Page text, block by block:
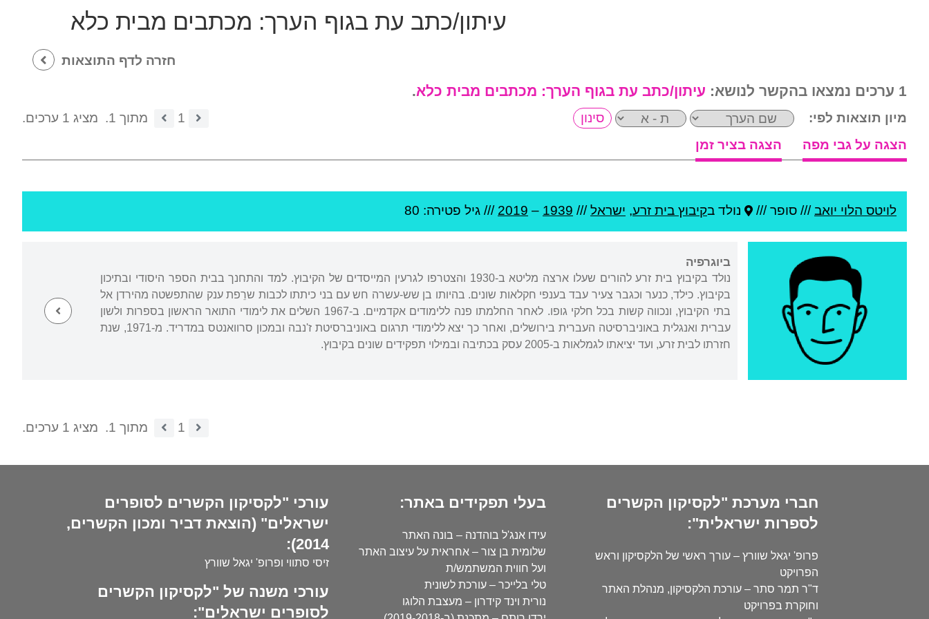
עיתון/כתב עת בגוף הערך: מכתבים מבית כלא
חזרה לדף התוצאות
1 ערכים נמצאו בהקשר לנושא: עיתון/כתב עת בגוף הערך: מכתבים מבית כלא.
מיון תוצאות לפי: 1 מתוך 1.
מציג 1 ערכים.
הצגה על גבי מפה
הצגה בציר זמן
לויטס הלוי יואב/// סופר /// נולד בקיבוץ בית זרע, ישראל///
1939
–
2019 /// גיל פטירה: 80
ביוגרפיה
נולד בקיבוץ בית זרע להורים שעלו ארצה מליטא ב-1930 והצטרפו לגרעין המייסדים של הקיבוץ. למד והתחנך בבית הספר היסודי ובתיכון
בקיבוץ. כילד, כנער וכגבר צעיר עבד בענפי חקלאות שונים. בהיותו בן שש-עשרה חש עם בני כיתתו לכבות שרֵפת ענק שהתפשטה מהירדן אל
בתי הקיבוץ, ונכווה קשות בכל חלקי גופו. לאחר החלמתו פנה ללימודים אקדמיים. ב-1967 השלים את לימודי התואר הראשון בספרות ולשון
עברית ואנגלית באוניברסיטה העברית בירושלים, ואחר כך יצא ללימודי תרגום באוניברסיטת ז'נבה ובמכון סרוואנטס במדריד. מ-1971, שנת
חזרתו לבית זרע, ועד יציאתו לגמלאות ב-2005 עסק בכתיבה ובמילוי תפקידים שונים בקיבוץ.
1 מתוך 1. מציג 1 ערכים.
חברי מערכת "לקסיקון הקשרים
לספרות ישראלית":
פרופ' יגאל שוורץ – עורך ראשי של הלקסיקון וראש
הפרויקט
ד"ר תמר סתר – עורכת הלקסיקון, מנהלת האתר
וחוקרת בפרויקט
בעלי תפקידים באתר:
עידו אנג'ל בוהדנה – בונה האתר
שלומית בן צור – אחראית על עיצוב האתר
ועל חווית המשתמש/ת
טלי בלייכר – עורכת לשונית
נורית וינד קידרון – מעצבת הלוגו
עורכי "לקסיקון הקשרים לסופרים
ישראלים" (הוצאת דביר ומכון הקשרים,
2014):
זיסי סתווי ופרופ' יגאל שוורץ
עורכי משנה של "לקסיקון הקשרים
לסופרים ישראלים":